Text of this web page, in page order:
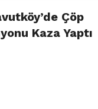
Çöp
Kaza Yaptı